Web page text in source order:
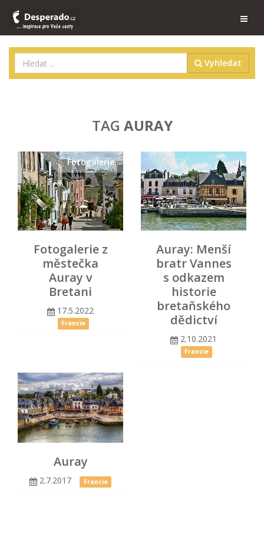
Vyhledat
TAG AURAY
Fotogalerie
Fotogalerie z
městečka
Auray v
Bretani
17.5.2022
Francie
Auray: Menší
bratr Vannes
s odkazem
historie
bretaňského
dědictví
2.10.2021
Francie
Auray
2.7.2017 Francie